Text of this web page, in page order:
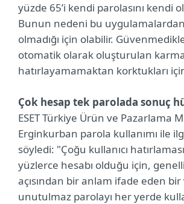
yüzde 65’i kendi parolasını kendi
Bunun nedeni bu
olmadığı için olabilir.
otomatik olarak oluşturulan
hatırlayamamaktan korktukları
Çok hesap tek parolada sonuç
ESET Türkiye Ürün ve Pazarlama
Erginkurban parola kullanımı ile
söyledi: "Çoğu kullanıcı
yüzlerce hesabı olduğu için,
açısından bir anlam ifade eden bir
unutulmaz parolayı her yerde